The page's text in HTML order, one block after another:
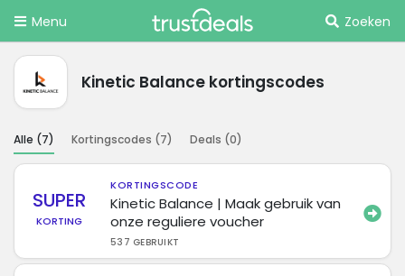
Menu Zoeken
Kinetic Balance kortingscodes
Alle (7) Kortingscodes (7) Deals (0)
SUPER
KORTING
KORTINGSCODE
Kinetic Balance | Maak gebruik van
onze reguliere voucher
537 GEBRUIKT